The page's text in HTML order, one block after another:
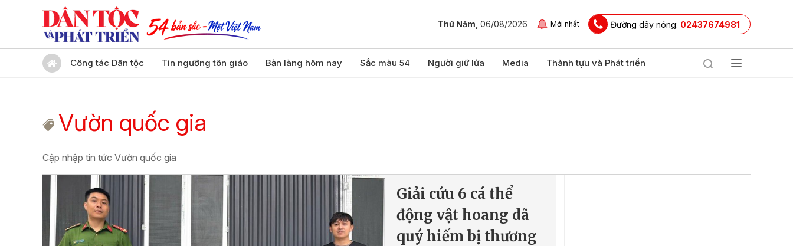
Thứ Năm, 06/08/2026 Mới nhất Đường dây nóng: 02437674981
Công tác Dân tộc Tín ngưỡng tôn giáo Bản làng hôm nay Sắc màu 54 Người giữ lửa Media Thành tựu và Phát triển
Vườn quốc gia
Cập nhập tin tức Vườn quốc gia
Giải cứu 6 cá thể
động vật hoang dã
quý hiếm bị thương